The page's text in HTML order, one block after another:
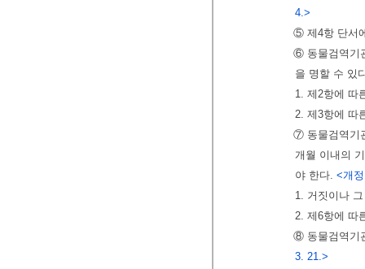
4.>
⑤ 제4항 단서
⑥ 동물검역기
을 명할 수 있
1. 제2항에 따
2. 제3항에 따
⑦ 동물검역기
개월 이내의
야 한다. <개
1. 거짓이나
2. 제6항에 따
⑧ 동물검역기
3. 21.>